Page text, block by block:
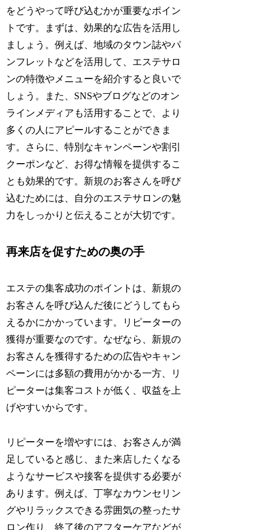
をどうやって呼び込むかが重要なポイン
トです。まずは、効果的な広告を活用し
ましょう。例えば、地域のタウン誌やパ
ンフレットなどを活用して、エステサロ
ンの特徴やメニューを紹介すると良いで
しょう。また、SNSやブログなどのオン
ラインメディアも活用することで、より
多くの人にアピールすることができま
す。さらに、特別なキャンペーンや割引
クーポンなど、お得な情報を提供するこ
とも効果的です。新規のお客さんを呼び
込むためには、自分のエステサロンの魅
力をしっかりと伝えることが大切です。
再来店を促すための奥の手
エステの集客成功のポイントは、新規の
お客さんを呼び込んだ後にどうしてもら
えるかにかかっています。リピーターの
獲得が重要なのです。なぜなら、新規の
お客さんを獲得するための広告やキャン
ペーンには多額の費用がかかる一方、リ
ピーターは集客コストが低く、収益を上
げやすいからです。
リピーターを増やすには、お客さんが満
足していると感じ、また来店したくなる
ようなサービスや接客を提供する必要が
あります。例えば、丁寧なカウンセリン
グやリラックスできる雰囲気の整ったサ
ロン作り、終了後のアフターケアなどが